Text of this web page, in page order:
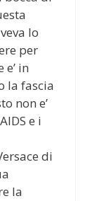
lo
per
in
la fascia
non e’
e i
di
la